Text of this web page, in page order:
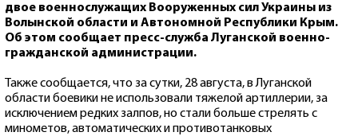
двое военнослужащих Вооруженных сил Украины из
Волынской области и Автономной Республики Крым.
Об этом сообщает пресс-служба Луганской военно-
гражданской администрации.
Также сообщается, что за сутки, 28 августа, в Луганской
области боевики не использовали тяжелой артиллерии, за
исключением редких залпов, но стали больше стрелять с
минометов, автоматических и противотанковых